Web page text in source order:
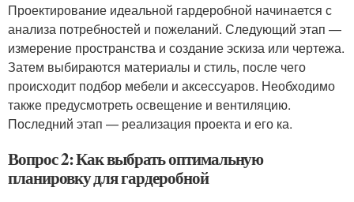
Проектирование идеальной гардеробной начинается с
анализа потребностей и пожеланий. Следующий этап —
измерение пространства и создание эскиза или чертежа.
Затем выбираются материалы и стиль, после чего
происходит подбор мебели и аксессуаров. Необходимо
также предусмотреть освещение и вентиляцию.
Последний этап — реализация проекта и его ка.
Вопрос 2: Как выбрать оптимальную
планировку для гардеробной